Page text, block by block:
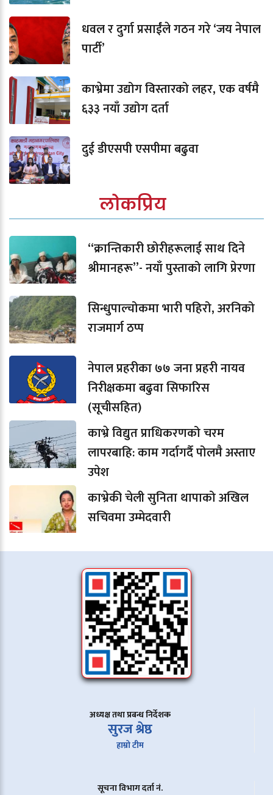
धवल र दुर्गा प्रसाईंले गठन गरे ‘जय नेपाल
पार्टी’
काभ्रेमा उद्योग विस्तारको लहर, एक वर्षमै
६३३ नयाँ उद्योग दर्ता
दुई डीएसपी एसपीमा बढुवा
लोकप्रिय
“क्रान्तिकारी छोरीहरूलाई साथ दिने
श्रीमानहरू”- नयाँ पुस्ताको लागि प्रेरणा
सिन्धुपाल्चोकमा भारी पहिरो, अरनिको
राजमार्ग ठप्प
नेपाल प्रहरीका ७७ जना प्रहरी नायव
निरीक्षकमा बढुवा सिफारिस
(सूचीसहित)
काभ्रे विद्युत प्राधिकरणको चरम
लापरबाहि: काम गर्दागर्दै पोलमै अस्ताए
उपेश
काभ्रेकी चेली सुनिता थापाको अखिल
सचिवमा उम्मेदवारी
अध्यक्ष तथा प्रबन्ध निर्देशक
सुरज श्रेष्ठ
हाम्रो टीम
सूचना विभाग दर्ता नं.